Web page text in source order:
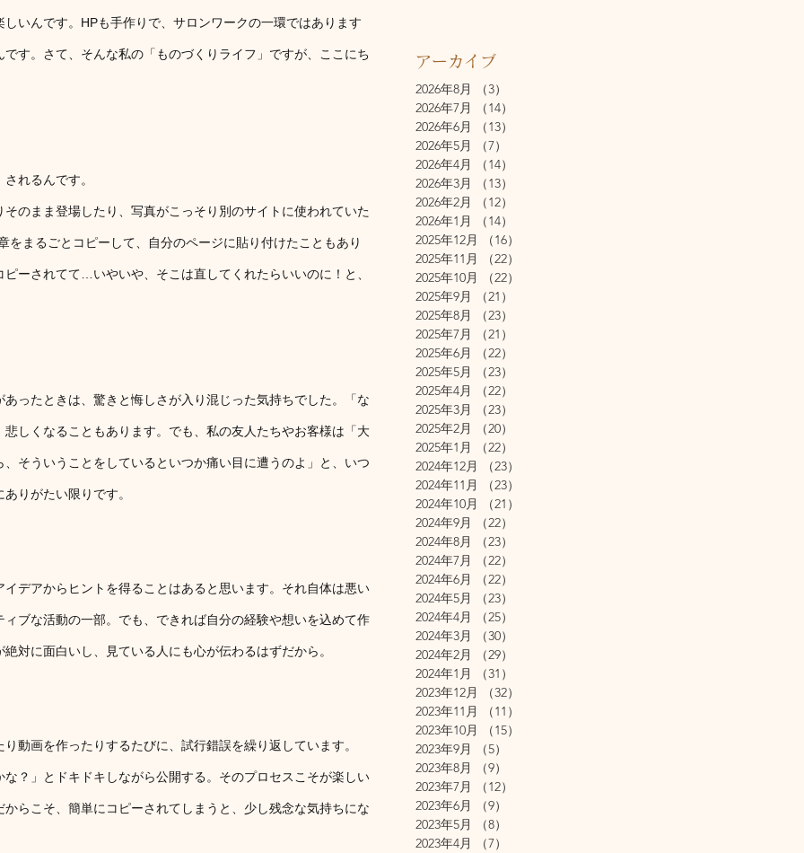
いんです。HPも手作りで、サロンワークの一環ではあります
す。さて、そんな私の「ものづくりライフ」ですが、ここにち
れるんです。
のまま登場したり、写真がこっそり別のサイトに使われていた
まるごとコピーして、自分のページに貼り付けたこともあり
ーされてて…いやいや、そこは直してくれたらいいのに！と、
ったときは、驚きと悔しさが入り混じった気持ちでした。「な
しくなることもあります。でも、私の友人たちやお客様は「大
そういうことをしているといつか痛い目に遭うのよ」と、いつ
りがたい限りです。
デアからヒントを得ることはあると思います。それ自体は悪い
ブな活動の一部。でも、できれば自分の経験や想いを込めて作
対に面白いし、見ている人にも心が伝わるはずだから。
動画を作ったりするたびに、試行錯誤を繰り返しています。
？」とドキドキしながら公開する。そのプロセスこそが楽しい
らこそ、簡単にコピーされてしまうと、少し残念な気持ちにな
アーカイブ
2026年8月
（3）
2026年7月
（14）
2026年6月
（13）
2026年5月
（7）
2026年4月
（14）
2026年3月
（13）
2026年2月
（12）
2026年1月
（14）
2025年12月
（16）
2025年11月
（22）
2025年10月
（22）
2025年9月
（21）
2025年8月
（23）
2025年7月
（21）
2025年6月
（22）
2025年5月
（23）
2025年4月
（22）
2025年3月
（23）
2025年2月
（20）
2025年1月
（22）
2024年12月
（23）
2024年11月
（23）
2024年10月
（21）
2024年9月
（22）
2024年8月
（23）
2024年7月
（22）
2024年6月
（22）
2024年5月
（23）
2024年4月
（25）
2024年3月
（30）
2024年2月
（29）
2024年1月
（31）
2023年12月
（32）
2023年11月
（11）
2023年10月
（15）
2023年9月
（5）
2023年8月
（9）
2023年7月
（12）
2023年6月
（9）
2023年5月
（8）
2023年4月
（7）